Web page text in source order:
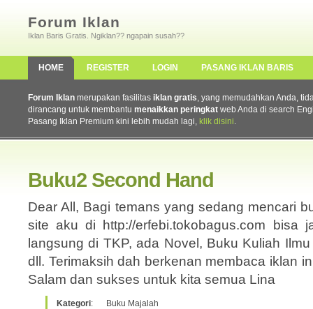
Forum Iklan
Iklan Baris Gratis. Ngiklan?? ngapain susah??
HOME REGISTER LOGIN PASANG IKLAN BARIS
Forum Iklan merupakan fasilitas iklan gratis, yang memudahkan Anda,
dirancang untuk membantu menaikkan peringkat web Anda di search
Pasang Iklan Premium kini lebih mudah lagi, klik disini.
Buku2 Second Hand
Dear All, Bagi temans yang sedang mencari
site aku di http://erfebi.tokobagus.com bisa
langsung di TKP, ada Novel, Buku Kuliah
dll. Terimaksih dah berkenan membaca iklan
Salam dan sukses untuk kita semua Lina
Kategori:
Buku Majalah